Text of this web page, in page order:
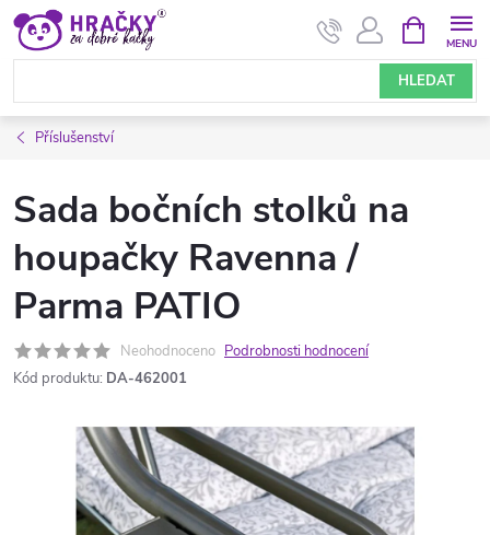
Přejít
obsah
HLEDAT
NÁKUPNÍ
KOŠÍK
Příslušenství
Sada bočních stolků na
houpačky Ravenna /
Parma PATIO
Neohodnoceno Podrobnosti hodnocení
Kód produktu: DA-462001